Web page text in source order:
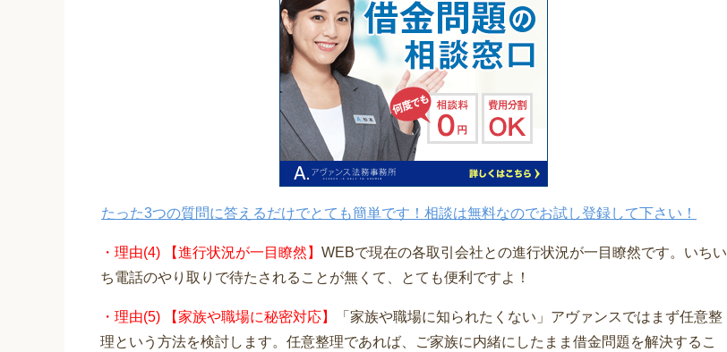
たった3つの質問に答えるだけでとても簡単です！相談は無料なのでお試し登録して下さい！
・理由(4) 【進行状況が一目瞭然】 WEBで現在の各取引会社との進行状況が一目瞭然です。いちい
ち電話のやり取りで待たされることが無くて、とても便利ですよ！
・理由(5) 【家族や職場に秘密対応】
「家族や職場に知られたくない」アヴァンスではまず任意整
理という方法を検討します。任意整理であれば、ご家族に内緒にしたまま借金問題を解決するこ